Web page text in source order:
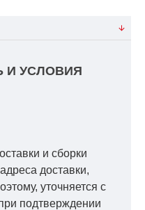
И УСЛОВИЯ
и сборки
доставки,
уточняется с
подтверждении